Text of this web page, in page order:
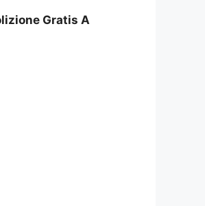
Gratis A